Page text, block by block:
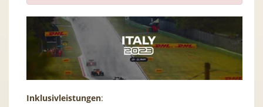
Inklusivleistungen: